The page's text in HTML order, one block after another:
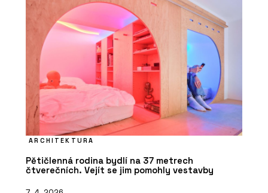
ARCHITEKTURA
Pětičlenná rodina bydlí na 37 metrech
čtverečních. Vejít se jim pomohly vestavby